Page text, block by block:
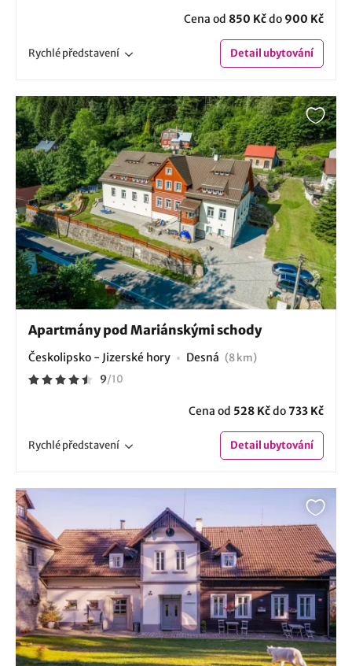
Cena od 850 Kčdo 900 Kč
Rychlépředstavení Detailubytování
Apartmány pod Mariánskými schody
Českolipsko - Jizerské hory Desná (8 km)
9/10
Cena od 528 Kčdo733 Kč
Rychlépředstavení Detailubytování